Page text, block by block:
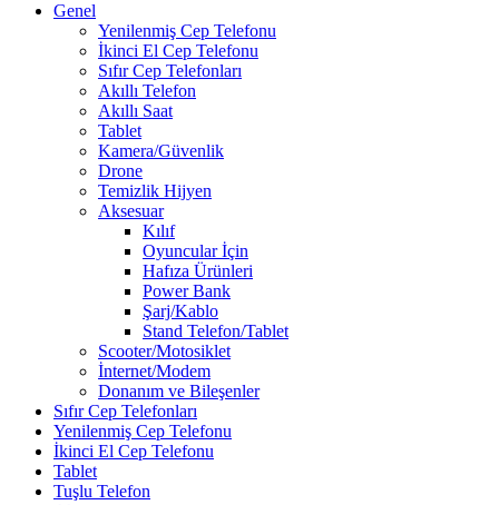
Genel
Yenilenmiş Cep Telefonu
İkinci El Cep Telefonu
Sıfır Cep Telefonları
Akıllı Telefon
Akıllı Saat
Tablet
Kamera/Güvenlik
Drone
Temizlik Hijyen
Aksesuar
Kılıf
Oyuncular İçin
Hafıza Ürünleri
Power Bank
Şarj/Kablo
Stand Telefon/Tablet
Scooter/Motosiklet
İnternet/Modem
Donanım ve Bileşenler
Sıfır Cep Telefonları
Yenilenmiş Cep Telefonu
İkinci El Cep Telefonu
Tablet
Tuşlu Telefon